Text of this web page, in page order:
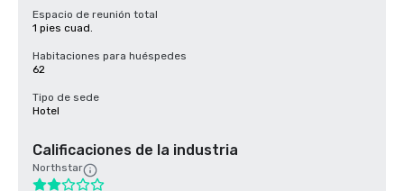
Espacio de reunión total
1 pies cuad.
Habitaciones para huéspedes
62
Tipo de sede
Hotel
Calificaciones de la industria
Northstar